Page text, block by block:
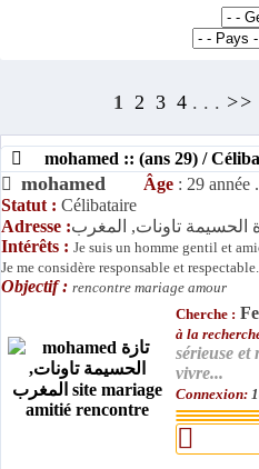
1 2 3 4 . . . >>
mohamed :: (ans 29) /
mohamed Âge : 29 année .
Statut : Célibataire
Adresse :الحسيمة تاونات, المغرب
Intérêts : Je suis un homme gentil et
Je me considère responsable et
Objectif : rencontre mariage amour
Cherche :
à la
sérieuse et
vivre...
Connexion: